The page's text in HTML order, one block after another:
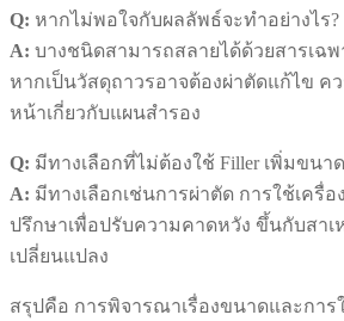
Q: หากไม่พอใจกับผลลัพธ์จะทำอย่างไร?
A: บางชนิดสามารถสลายได้ด้วยสารเฉ
หากเป็นวัสดุถาวรอาจต้องผ่าตัดแก้ไข ค
หน้าเกี่ยวกับแผนสำรอง
Q: มีทางเลือกที่ไม่ต้องใช้ Filler เพิ่มขนา
A: มีทางเลือกเช่นการผ่าตัด การใช้เครื่
ปรึกษาเพื่อปรับความคาดหวัง ขึ้นกับสาเ
เปลี่ยนแปลง
สรุปคือ การพิจารณาเรื่องขนาดและการ